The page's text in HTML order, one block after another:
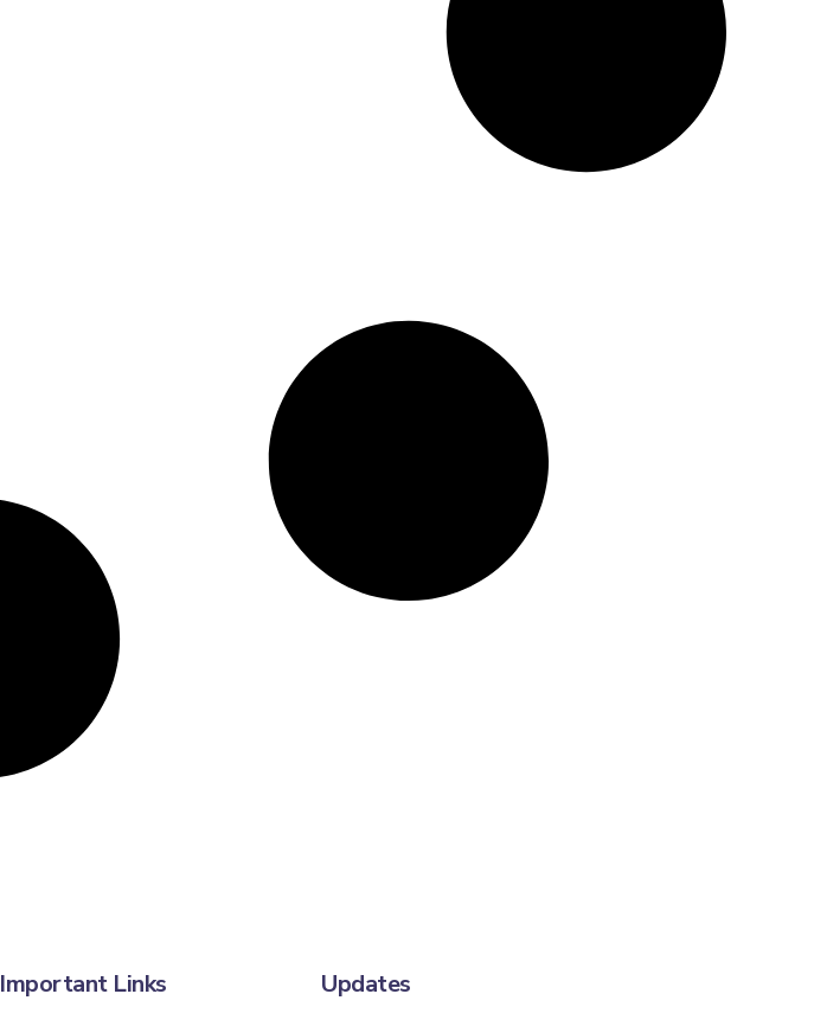
Important Links Updates